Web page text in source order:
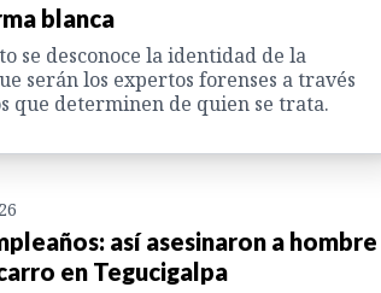
blanca
se desconoce la identidad de la
serán los expertos forenses a través
que determinen de quien se trata.
así asesinaron a hombre
en Tegucigalpa